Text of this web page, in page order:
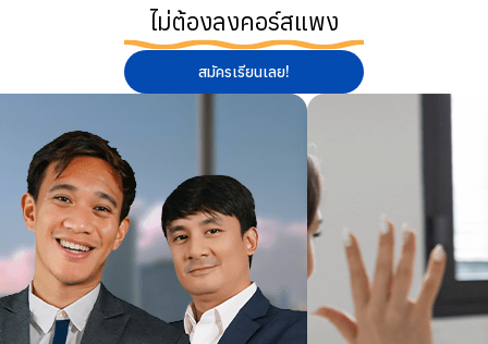
ไม่ต้องลงคอร์สแพง
สมัครเรียนเลย!